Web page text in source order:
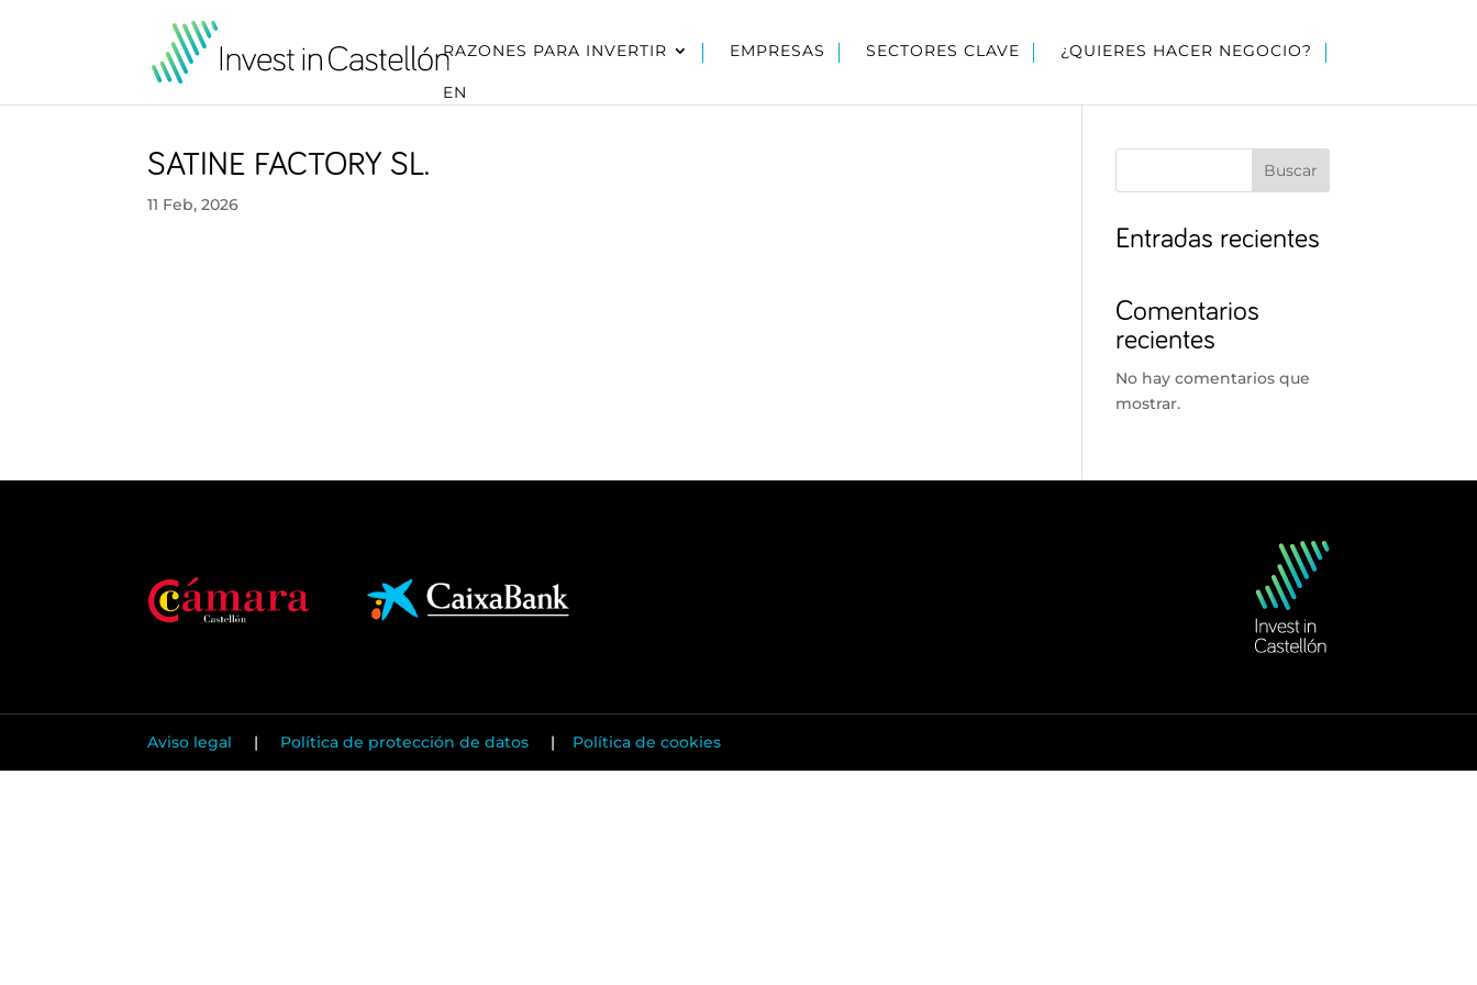
RAZONES PARA INVERTIR EMPRESAS SECTORES CLAVE ¿QUIERES HACER NEGOCIO?
EN
SATINE FACTORY SL.
11 Feb, 2026
Buscar
Entradas recientes
Comentarios
recientes
No hay comentarios que
mostrar.
Aviso legal | Política de protección de datos | Política de cookies